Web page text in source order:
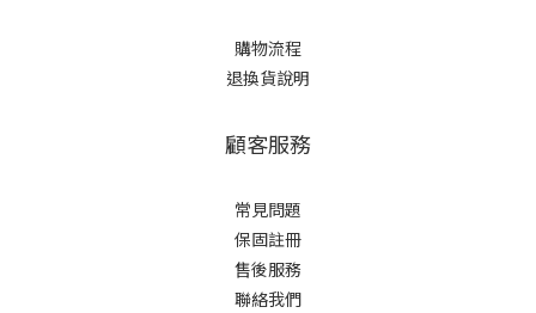
購物流程
退換貨說明
顧客服務
常見問題
保固註冊
售後服務
聯絡我們